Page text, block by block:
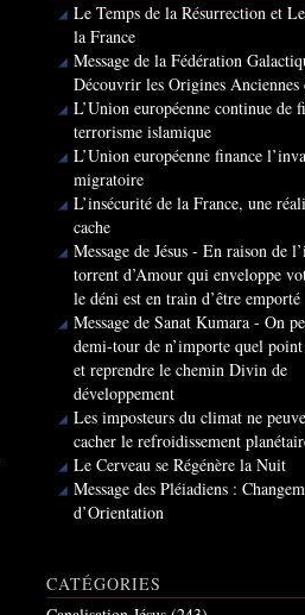
Le Temps de la Résurrection et
la France
Message de la Fédération
Découvrir les Origines Anciennes
L’Union européenne continue de
terrorisme islamique
L’Union européenne finance
migratoire
L’insécurité de la France, une
cache
Message de Jésus - En raison de
torrent d’Amour qui enveloppe
le déni est en train d’être emporté
Message de Sanat Kumara - On
demi-tour de n’importe quel
et reprendre le chemin Divin de
développement
Les imposteurs du climat ne
cacher le refroidissement
Le Cerveau se Régénère la Nuit
Message des Pléiadiens :
d’Orientation
CATÉGORIES